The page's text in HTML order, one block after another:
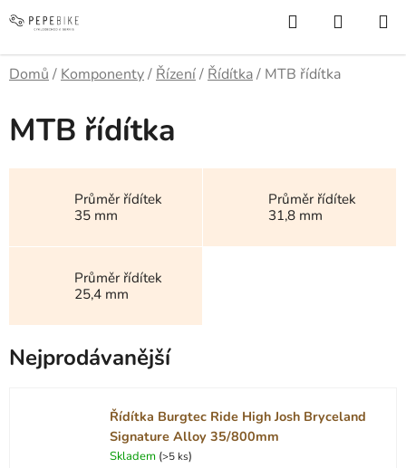
na
Hledat
KOŠÍK
Domů / Komponenty/ Řízení/ Řídítka/ MTB řídítka
MTB řídítka
Průměr řídítek
35 mm
Průměr řídítek
31,8 mm
Průměr řídítek
25,4 mm
Nejprodávanější
Řídítka Burgtec Ride High Josh Bryceland
Signature Alloy 35/800mm
Skladem (>5 ks)